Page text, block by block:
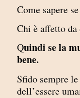
Come sapere
Chi è affetto
Quindi se la
bene.
Sfido sempre
dell’essere